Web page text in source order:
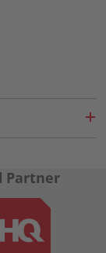
Partner